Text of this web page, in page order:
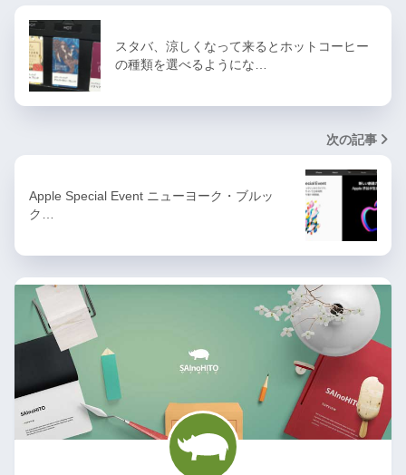
スタバ、涼しくなって来るとホットコーヒー
の種類を選べるようにな…
次の記事
Apple Special Event ニューヨーク・ブルッ
ク…